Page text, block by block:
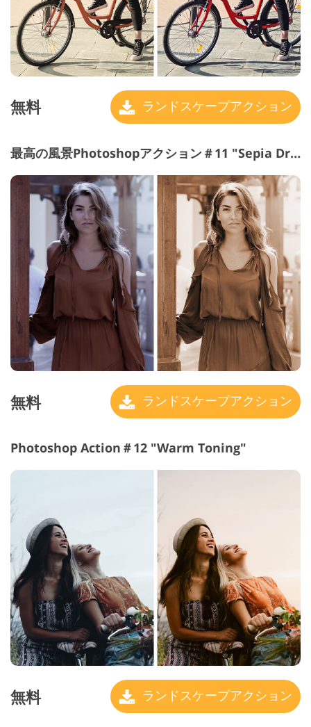
無料 ランドスケープアクション
最高の風景Photoshopアクション＃11 "Sepia Dramatic"
無料 ランドスケープアクション
Photoshop Action＃12 "Warm Toning"
無料 ランドスケープアクション